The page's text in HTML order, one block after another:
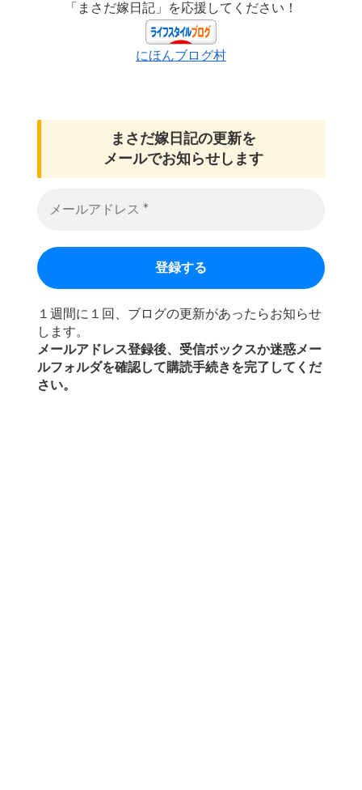
「まさだ嫁日記」を応援してください！
にほんブログ村
まさだ嫁日記の更新を
メールでお知らせします
１週間に１回、ブログの更新があったらお知らせ
します。
メールアドレス登録後、受信ボックスか迷惑メー
ルフォルダを確認して購読手続きを完了してくだ
さい。